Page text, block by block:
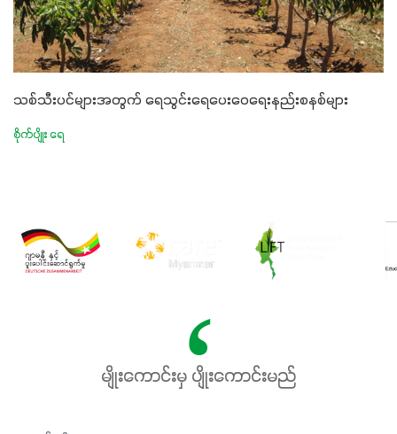
သစ်သီးပင်များအတွက် ရေသွင်းရေပေးဝေရေးနည်းစနစ်များ
စိုက်ပျိုး ရေ
မျိုးကောင်းမှ ပျိုးကောင်းမည်